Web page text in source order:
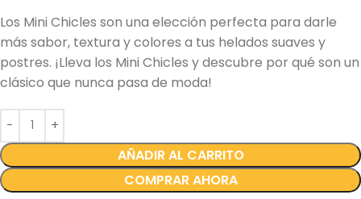
Los Mini Chicles son una elección perfecta para darle
más sabor, textura y colores a tus helados suaves y
postres. ¡Lleva los Mini Chicles y descubre por qué son un
clásico que nunca pasa de moda!
AÑADIR AL CARRITO
COMPRAR AHORA